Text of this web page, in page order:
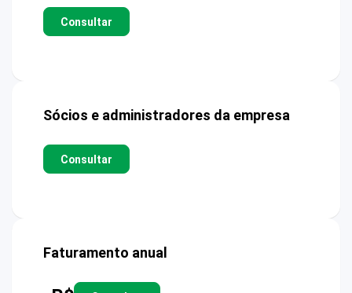
Consultar
Sócios e administradores da empresa
Consultar
Faturamento anual